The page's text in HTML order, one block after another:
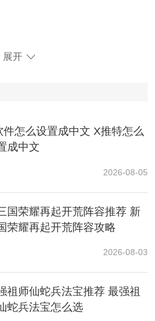
快，能够在短期内对敌人造成
大范围的法术伤害，可以对多
围大这个特点提升刷图效率。
展开
件怎么设置成中文 X推特怎么
成中文
2026-08-05
国荣耀再起开荒阵容推荐 新
荣耀再起开荒阵容攻略
2026-08-03
祖师仙蛇兵法宝推荐 最强祖
蛇兵法宝怎么选